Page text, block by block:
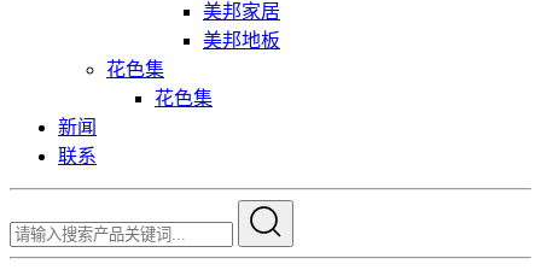
美邦家居
美邦地板
花色集
花色集
新闻
联系